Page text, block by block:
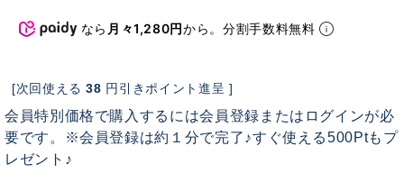
なら 月々1,280円から。分割手数料無料
[次回使える 38 円引きポイント進呈 ]
会員特別価格で購入するには会員登録またはログインが必
要です。※会員登録は約１分で完了♪すぐ使える500Ptもプ
レゼント♪